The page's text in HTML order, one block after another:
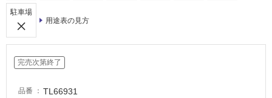
駐車場
用途表の見方
完売次第終了
品番 TL66931
場
常
に
適